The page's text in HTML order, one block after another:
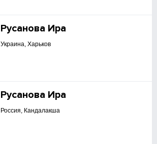
Русанова Ира
Украина, Харьков
Русанова Ира
Россия, Кандалакша